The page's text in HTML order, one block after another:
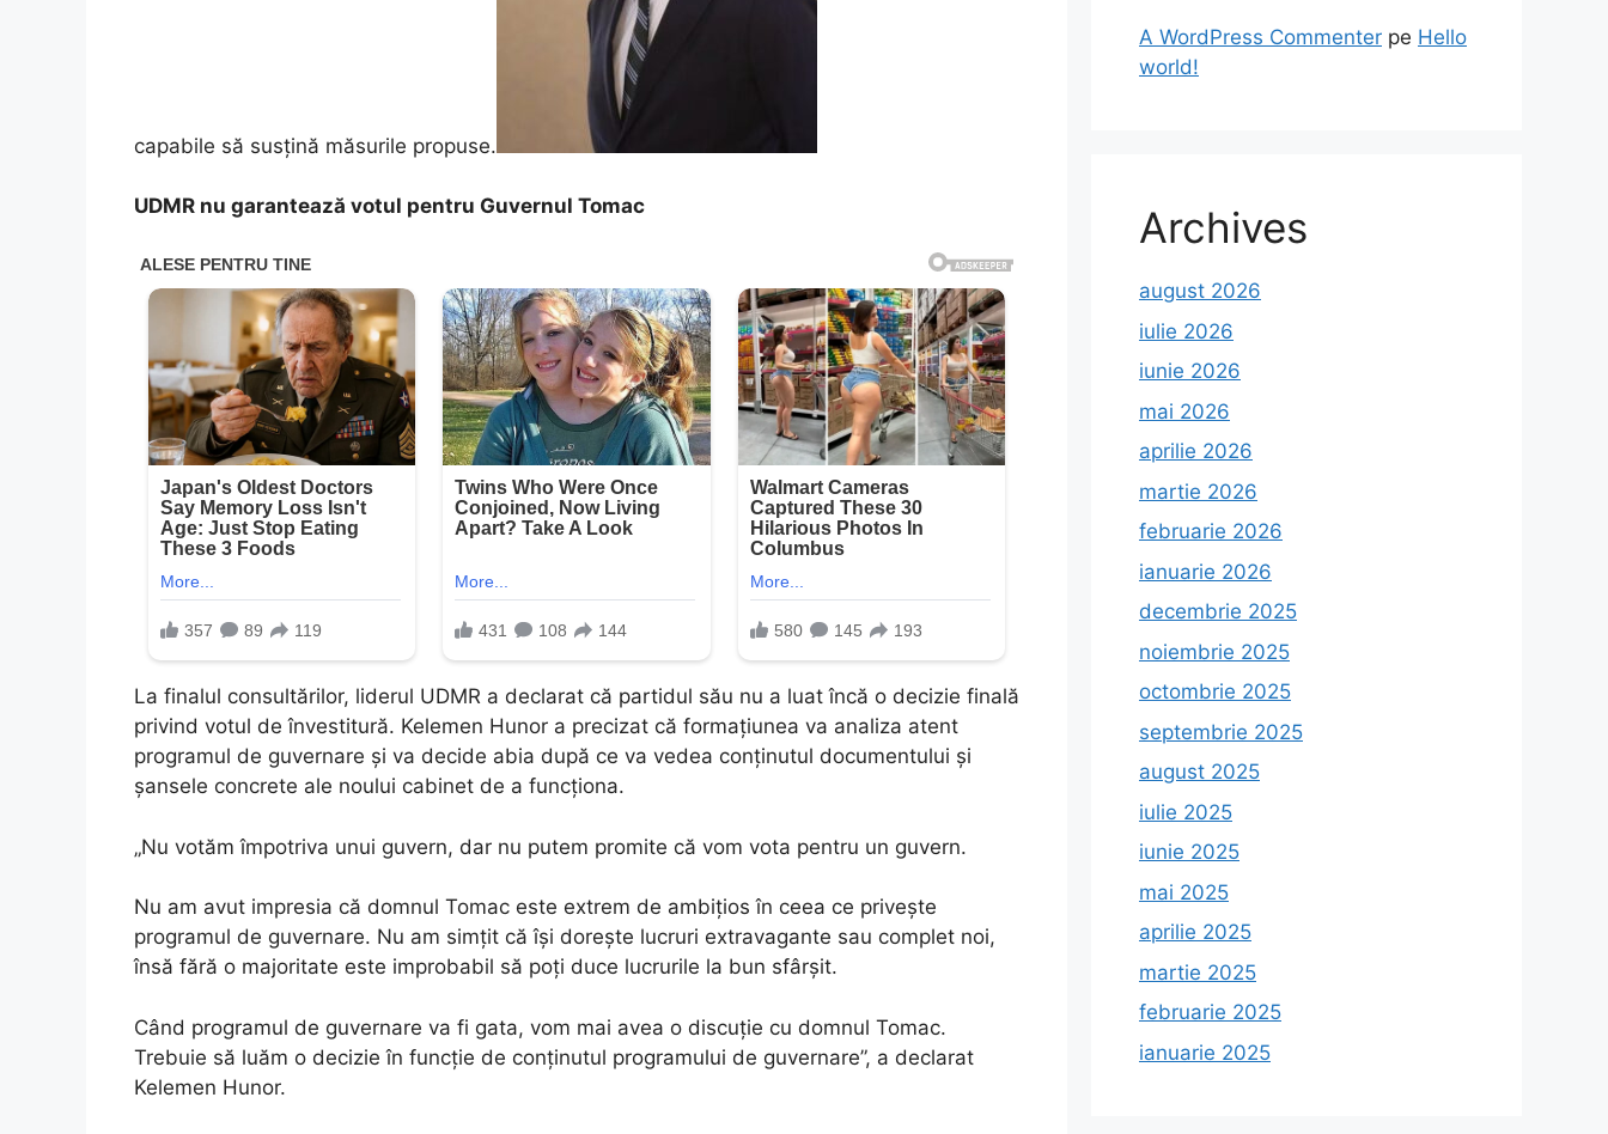
capabile să susțină măsurile propuse.
UDMR nu garantează votul pentru Guvernul Tomac
La finalul consultărilor, liderul UDMR a declarat că partidul său nu a luat încă o decizie finală
privind votul de învestitură. Kelemen Hunor a precizat că formațiunea va analiza atent
programul de guvernare și va decide abia după ce va vedea conținutul documentului și
șansele concrete ale noului cabinet de a funcționa.
„Nu votăm împotriva unui guvern, dar nu putem promite că vom vota pentru un guvern.
Nu am avut impresia că domnul Tomac este extrem de ambițios în ceea ce privește
programul de guvernare. Nu am simțit că își dorește lucruri extravagante sau complet noi,
însă fără o majoritate este improbabil să poți duce lucrurile la bun sfârșit.
Când programul de guvernare va fi gata, vom mai avea o discuție cu domnul Tomac.
Trebuie să luăm o decizie în funcție de conținutul programului de guvernare”, a declarat
Kelemen Hunor.
A WordPress Commenter pe Hello
world!
Archives
august 2026
iulie 2026
iunie 2026
mai 2026
aprilie 2026
martie 2026
februarie 2026
ianuarie 2026
decembrie 2025
noiembrie 2025
octombrie 2025
septembrie 2025
august 2025
iulie 2025
iunie 2025
mai 2025
aprilie 2025
martie 2025
februarie 2025
ianuarie 2025